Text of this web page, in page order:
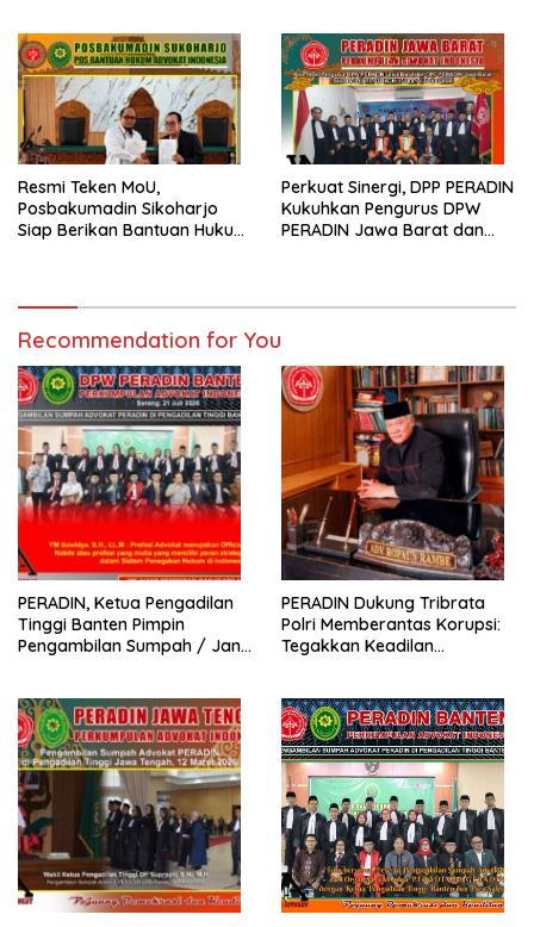
Resmi Teken MoU,
Posbakumadin Sikoharjo
Siap Berikan Bantuan Hukum
Perkuat Sinergi, DPP PERADIN
Kukuhkan Pengurus DPW
PERADIN Jawa Barat dan
Recommendation for You
PERADIN, Ketua Pengadilan
Tinggi Banten Pimpin
Pengambilan Sumpah / Janji
PERADIN Dukung Tribrata
Polri Memberantas Korupsi:
Tegakkan Keadilan